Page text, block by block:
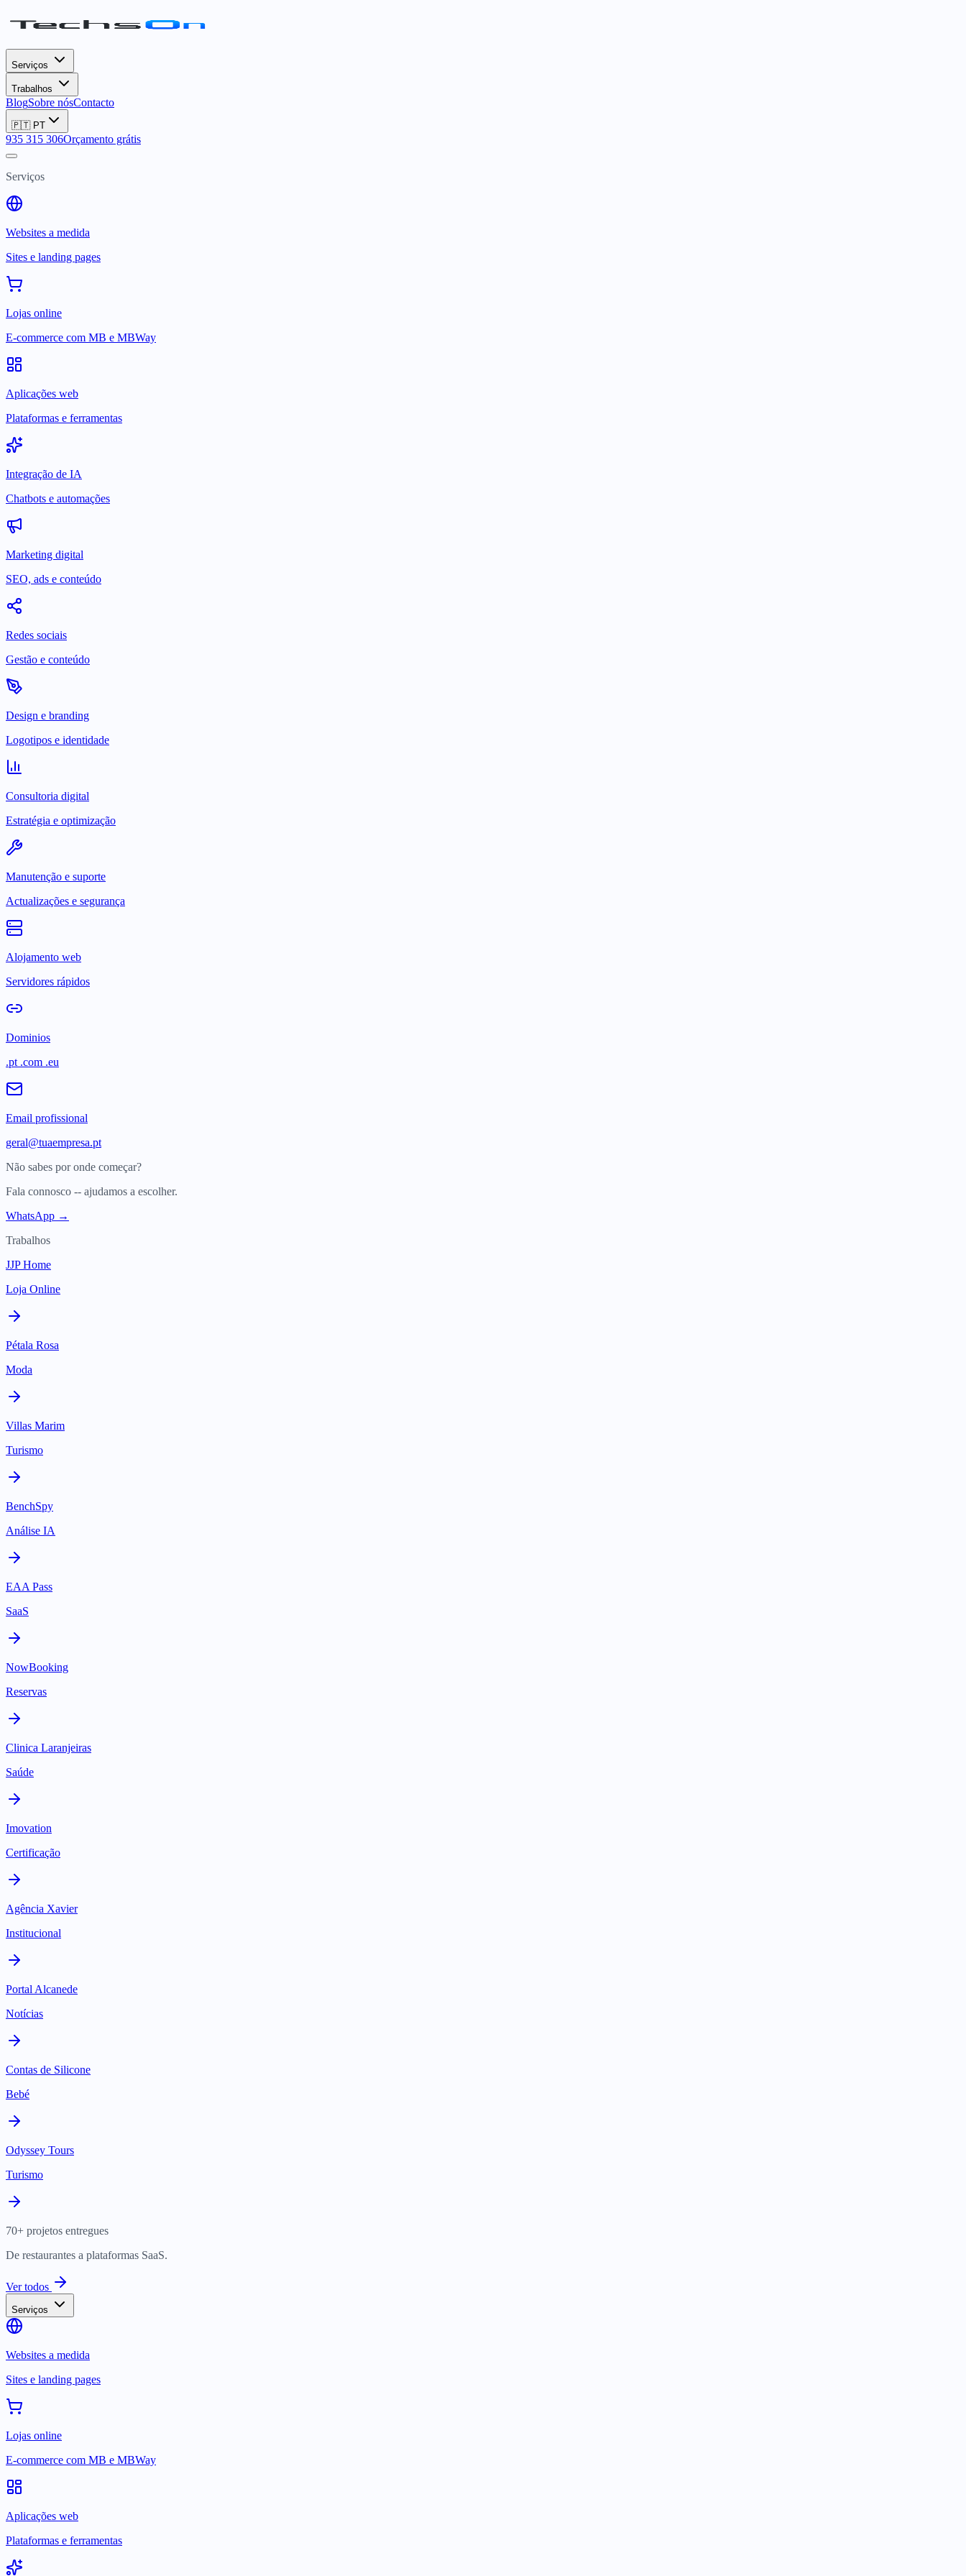
Serviços
Trabalhos
BlogSobre nósContacto
🇵🇹 PT
935 315 306Orçamento grátis
Serviços
Websites a medida
Sites e landing pages
Lojas online
E-commerce com MB e MBWay
Aplicações web
Plataformas e ferramentas
Integração de IA
Chatbots e automações
Marketing digital
SEO, ads e conteúdo
Redes sociais
Gestão e conteúdo
Design e branding
Logotipos e identidade
Consultoria digital
Estratégia e optimização
Manutenção e suporte
Actualizações e segurança
Alojamento web
Servidores rápidos
Dominios
.pt .com .eu
Email profissional
geral@tuaempresa.pt
Não sabes por onde começar?
Fala connosco -- ajudamos a escolher.
WhatsApp →
Trabalhos
JJP Home
Loja Online
Pétala Rosa
Moda
Villas Marim
Turismo
BenchSpy
Análise IA
EAA Pass
SaaS
NowBooking
Reservas
Clinica Laranjeiras
Saúde
Imovation
Certificação
Agência Xavier
Institucional
Portal Alcanede
Notícias
Contas de Silicone
Bebé
Odyssey Tours
Turismo
70+ projetos entregues
De restaurantes a plataformas SaaS.
Ver todos
Serviços
Websites a medida
Sites e landing pages
Lojas online
E-commerce com MB e MBWay
Aplicações web
Plataformas e ferramentas